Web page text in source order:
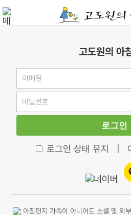
고도원의 아
로그인
로그인 상태 유지
아침편지 가족이 아니어도 소셜 및 외